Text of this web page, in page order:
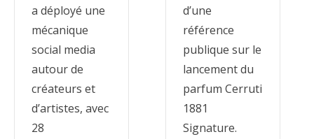
a déployé une
mécanique
social media
autour de
créateurs et
d’artistes, avec
28
d’une
référence
publique sur le
lancement du
parfum Cerruti
1881
Signature.